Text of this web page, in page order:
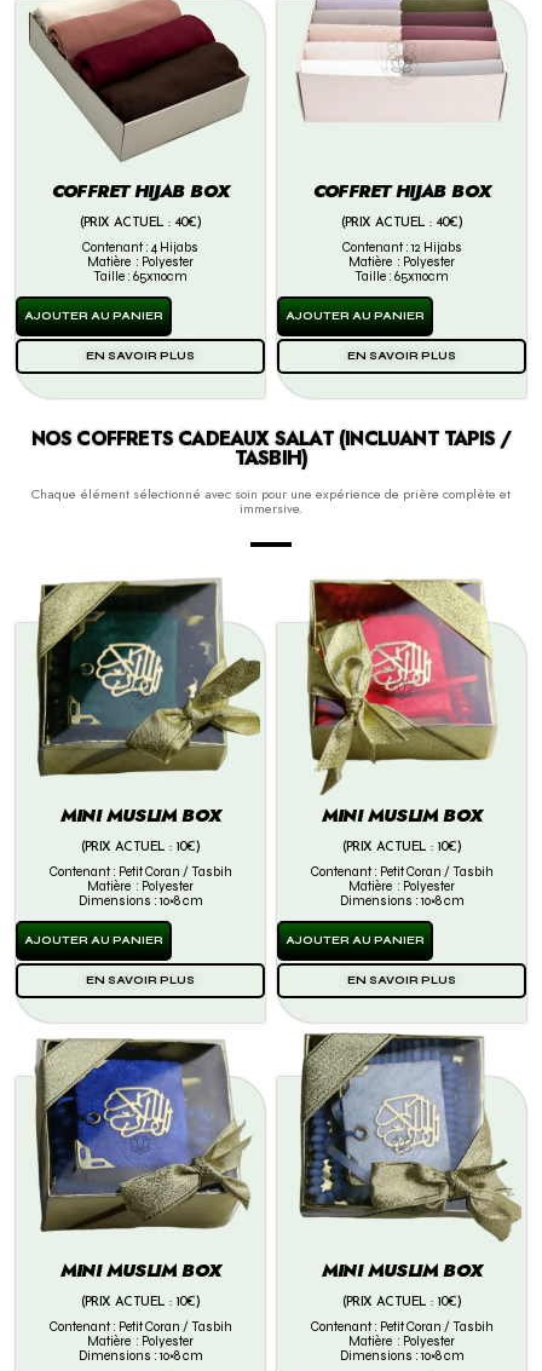
COFFRET HIJAB BOX
(PRIX ACTUEL : 40€)
Contenant : 4 Hijabs
Matière : Polyester
Taille : 65x110cm
AJOUTER AU PANIER
EN SAVOIR PLUS
COFFRET HIJAB BOX
(PRIX ACTUEL : 40€)
Contenant : 12 Hijabs
Matière : Polyester
Taille : 65x110cm
AJOUTER AU PANIER
EN SAVOIR PLUS
NOS COFFRETS CADEAUX SALAT (INCLUANT TAPIS /
TASBIH)
Chaque élément sélectionné avec soin pour une expérience de prière complète et
immersive.
MINI MUSLIM BOX
(PRIX ACTUEL : 10€)
Contenant : Petit Coran / Tasbih
Matière : Polyester
Dimensions : 10×8 cm
AJOUTER AU PANIER
EN SAVOIR PLUS
MINI MUSLIM BOX
(PRIX ACTUEL : 10€)
Contenant : Petit Coran / Tasbih
Matière : Polyester
Dimensions : 10×8 cm
AJOUTER AU PANIER
EN SAVOIR PLUS
MINI MUSLIM BOX
(PRIX ACTUEL : 10€)
Contenant : Petit Coran / Tasbih
Matière : Polyester
Dimensions : 10×8 cm
MINI MUSLIM BOX
(PRIX ACTUEL : 10€)
Contenant : Petit Coran / Tasbih
Matière : Polyester
Dimensions : 10×8 cm